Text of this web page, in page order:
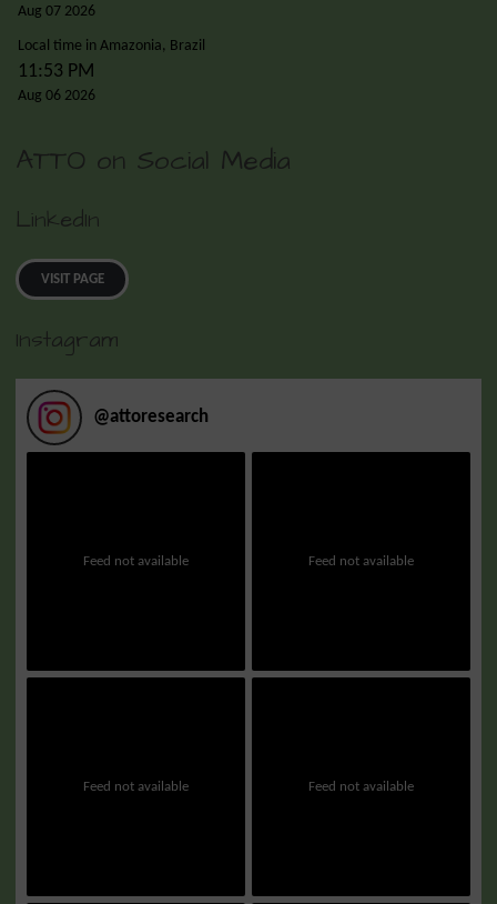
Aug 07 2026
Local time in Amazonia, Brazil
11:53 PM
Aug 06 2026
ATTO on Social Media
LinkedIn
VISIT PAGE
Instagram
@attoresearch
Feed not available Feed not available
Feed not available Feed not available